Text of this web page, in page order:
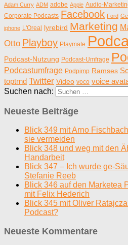
Adam Curry ADM adobe Apple Audio-
Corporate Podcasts Facebook Ford
iphone L'Oreal lyrebird Marketing
Otto Playboy Playmate
Podcast-Nutzung Podcast-Umfrage
Podcastumfrage Podpimp Ramses
toptrnd Twitter Video voco voice
Suchen nach:
Neueste Beiträge
Blick 349 mit Arno
sie vermeiden
Blick 348 und weg mit den
Handarbeit
Blick 347 – Ich wurde ge-
Stefanie Reeb
Blick 346 auf den Marketea
mit Felix Hederich
Blick 345 mit Oliver
Podcast?
Neueste Kommentare